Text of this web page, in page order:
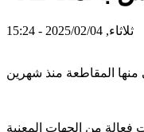
ثلاثاء, 2025/02/04 - 15:24